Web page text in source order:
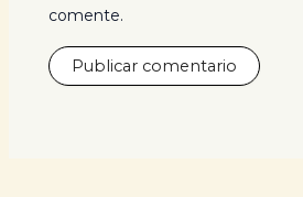
comente.